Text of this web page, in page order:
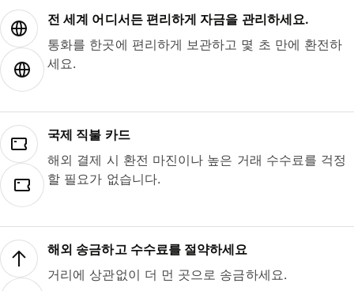
전 세계 어디서든 편리하게 자금을 관리하세요.
통화를 한곳에 편리하게 보관하고 몇 초 만에 환전하
세요.
국제 직불 카드
해외 결제 시 환전 마진이나 높은 거래 수수료를 걱정
할 필요가 없습니다.
해외 송금하고 수수료를 절약하세요
거리에 상관없이 더 먼 곳으로 송금하세요.